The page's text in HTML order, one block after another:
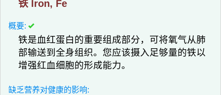
铁 Iron, Fe
概要:
铁是血红蛋白的重要组成部分，可将氧气从肺
部输送到全身组织。您应该摄入足够量的铁以
增强红血细胞的形成能力。
缺乏营养对健康的影响: